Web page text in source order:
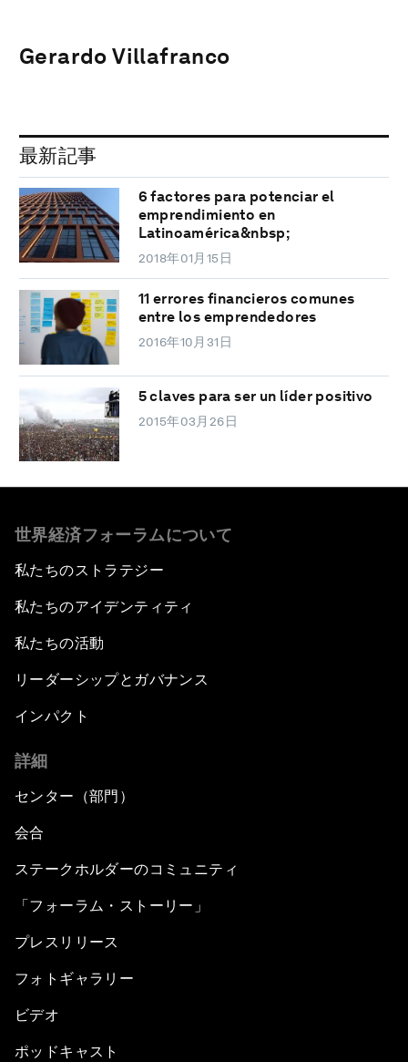
Gerardo Villafranco
最新記事
6 factores para potenciar el
emprendimiento en
Latinoamérica&nbsp;
2018年01月15日
11 errores financieros comunes
entre los emprendedores
2016年10月31日
5 claves para ser un líder positivo
2015年03月26日
世界経済フォーラムについて
私たちのストラテジー
私たちのアイデンティティ
私たちの活動
リーダーシップとガバナンス
インパクト
詳細
センター（部門）
会合
ステークホルダーのコミュニティ
「フォーラム・ストーリー」
プレスリリース
フォトギャラリー
ビデオ
ポッドキャスト